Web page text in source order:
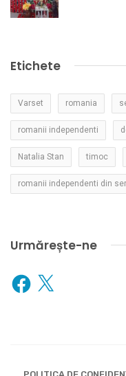
Etichete
Varset romania
romanii independenti
Natalia Stan timoc
romanii independenti din
Urmărește-ne
Facebook
X
POLITICA DE